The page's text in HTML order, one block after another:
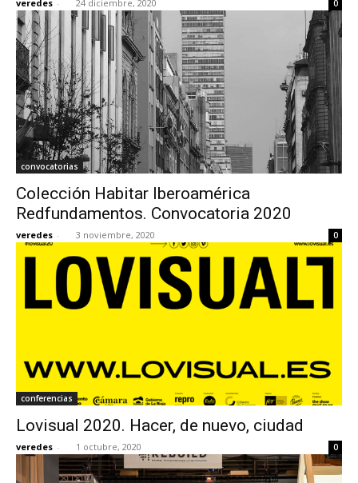
veredes - 24 diciembre, 2020 0
convocatorias
Colección Habitar Iberoamérica
Redfundamentos. Convocatoria 2020
veredes - 3 noviembre, 2020 0
conferencias
Lovisual 2020. Hacer, de nuevo, ciudad
veredes - 1 octubre, 2020 0